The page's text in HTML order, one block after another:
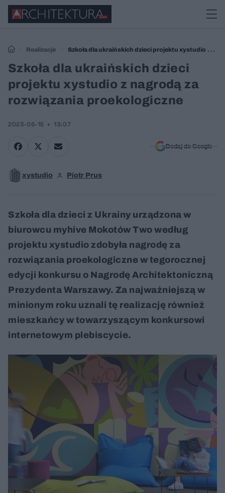
Realizacje
Szkoła dla ukraińskich dzieci projektu xystudio z
nagrodą za rozwiązania proekologiczne
Szkoła dla ukraińskich dzieci
projektu xystudio z nagrodą za
rozwiązania proekologiczne
2023-06-15 13:07
Dodaj do Google
xystudio Piotr Prus
Szkoła dla dzieci z Ukrainy urządzona w
biurowcu myhive Mokotów Two według
projektu xystudio zdobyła nagrodę za
rozwiązania proekologiczne w tegorocznej
edycji konkursu o Nagrodę Architektoniczną
Prezydenta Warszawy. Za najważniejszą w
minionym roku uznali tę realizację również
mieszkańcy w towarzyszącym konkursowi
internetowym plebiscycie.